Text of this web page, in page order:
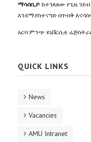
ማሳሰቢያ፡ ከተገለጸው የጊዜ
እንደማያስተናግድ በጥብቅ
አርባ ምንጭ ዩኒቨርሲቲ
QUICK LINKS
News
Vacancies
AMU Intranet